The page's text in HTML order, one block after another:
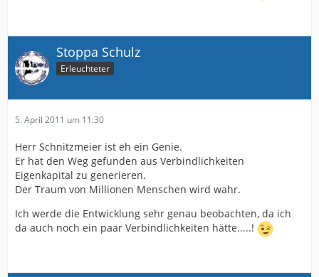
Stoppa Schulz
Erleuchteter
5. April 2011 um 11:30
Herr Schnitzmeier ist eh ein Genie.
Er hat den Weg gefunden aus Verbindlichkeiten
Eigenkapital zu generieren.
Der Traum von Millionen Menschen wird wahr.
Ich werde die Entwicklung sehr genau beobachten, da ich
da auch noch ein paar Verbindlichkeiten hätte.....!